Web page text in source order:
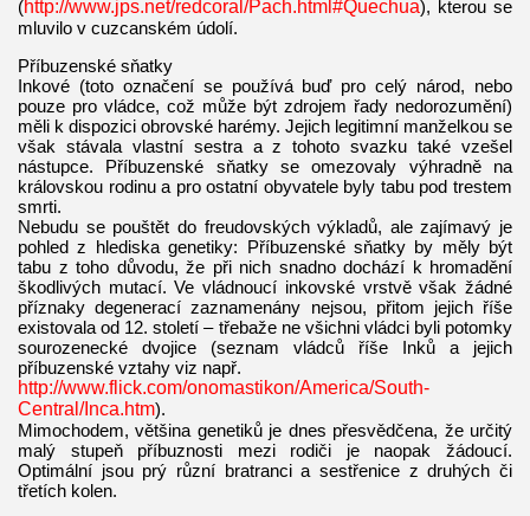
(http://www.jps.net/redcoral/Pach.html#Quechua), kterou se
mluvilo v cuzcanském údolí.
Příbuzenské sňatky
Inkové (toto označení se používá buď pro celý národ, nebo
pouze pro vládce, což může být zdrojem řady nedorozumění)
měli k dispozici obrovské harémy. Jejich legitimní manželkou se
však stávala vlastní sestra a z tohoto svazku také vzešel
nástupce. Příbuzenské sňatky se omezovaly výhradně na
královskou rodinu a pro ostatní obyvatele byly tabu pod trestem
smrti.
Nebudu se pouštět do freudovských výkladů, ale zajímavý je
pohled z hlediska genetiky: Příbuzenské sňatky by měly být
tabu z toho důvodu, že při nich snadno dochází k hromadění
škodlivých mutací. Ve vládnoucí inkovské vrstvě však žádné
příznaky degenerací zaznamenány nejsou, přitom jejich říše
existovala od 12. století – třebaže ne všichni vládci byli potomky
sourozenecké dvojice (seznam vládců říše Inků a jejich
příbuzenské vztahy viz např.
http://www.flick.com/onomastikon/America/South-
Central/Inca.htm).
Mimochodem, většina genetiků je dnes přesvědčena, že určitý
malý stupeň příbuznosti mezi rodiči je naopak žádoucí.
Optimální jsou prý různí bratranci a sestřenice z druhých či
třetích kolen.